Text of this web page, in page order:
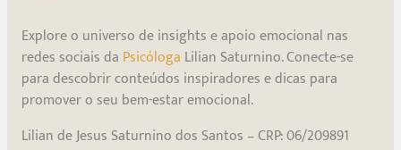
Explore o universo de insights e apoio emocional nas
redes sociais da Psicóloga Lilian Saturnino. Conecte-se
para descobrir conteúdos inspiradores e dicas para
promover o seu bem-estar emocional.
Lilian de Jesus Saturnino dos Santos – CRP: 06/209891